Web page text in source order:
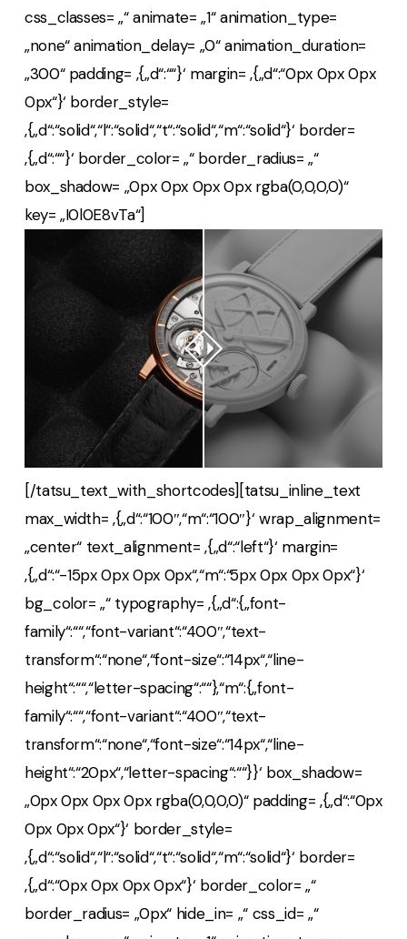
css_classes= „“ animate= „1“ animation_type=
„none“ animation_delay= „0“ animation_duration=
„300“ padding= ‚{„d“:““}‘ margin= ‚{„d“:“0px 0px 0px
0px“}‘ border_style=
‚{„d“:“solid“,“l“:“solid“,“t“:“solid“,“m“:“solid“}‘ border=
‚{„d“:““}‘ border_color= „“ border_radius= „“
box_shadow= „0px 0px 0px 0px rgba(0,0,0,0)“
key= „I0l0E8vTa“]
[/tatsu_text_with_shortcodes][tatsu_inline_text
max_width= ‚{„d“:“100″,“m“:“100″}‘ wrap_alignment=
„center“ text_alignment= ‚{„d“:“left“}‘ margin=
‚{„d“:“-15px 0px 0px 0px“,“m“:“5px 0px 0px 0px“}‘
bg_color= „“ typography= ‚{„d“:{„font-
family“:““,“font-variant“:“400″,“text-
transform“:“none“,“font-size“:“14px“,“line-
height“:““,“letter-spacing“:““},“m“:{„font-
family“:““,“font-variant“:“400″,“text-
transform“:“none“,“font-size“:“14px“,“line-
height“:“20px“,“letter-spacing“:““}}‘ box_shadow=
„0px 0px 0px 0px rgba(0,0,0,0)“ padding= ‚{„d“:“0px
0px 0px 0px“}‘ border_style=
‚{„d“:“solid“,“l“:“solid“,“t“:“solid“,“m“:“solid“}‘ border=
‚{„d“:“0px 0px 0px 0px“}‘ border_color= „“
border_radius= „0px“ hide_in= „“ css_id= „“